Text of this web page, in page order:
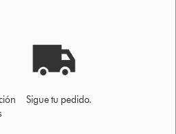
Sigue tu pedido.